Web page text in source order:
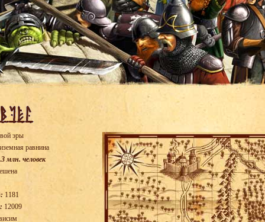
эры
равнина
млн. человек
1181
12009